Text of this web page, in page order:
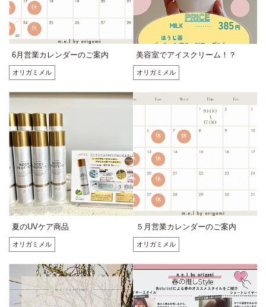
6月営業カレンダーのご案内
オリガミメル
美容室でアイスクリーム！？
オリガミメル
夏のUVケア商品
オリガミメル
５月営業カレンダーのご案内
オリガミメル